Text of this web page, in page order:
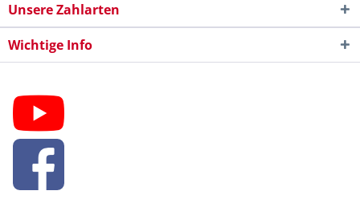
Unsere Zahlarten
Wichtige Info